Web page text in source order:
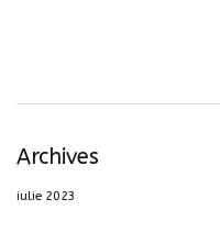
Archives
iulie 2023